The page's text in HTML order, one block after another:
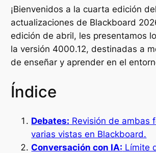
¡Bienvenidos a la cuarta edición
actualizaciones de Blackboard
edición de abril, les presentamos
la versión 4000.12, destinadas a
de enseñar y aprender en el
Índice
Debates: Revisión de ambas
varias vistas en Blackboard.
Conversación con IA: Límite